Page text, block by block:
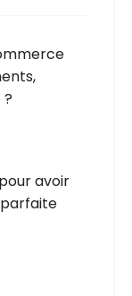
avoir